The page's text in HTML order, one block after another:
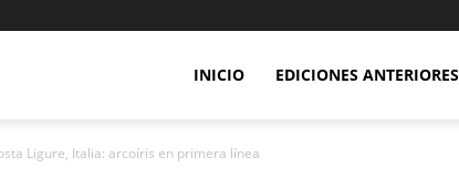
INICIO EDICIONES ANTERIORES
Ligure, Italia: arcoíris en primera línea